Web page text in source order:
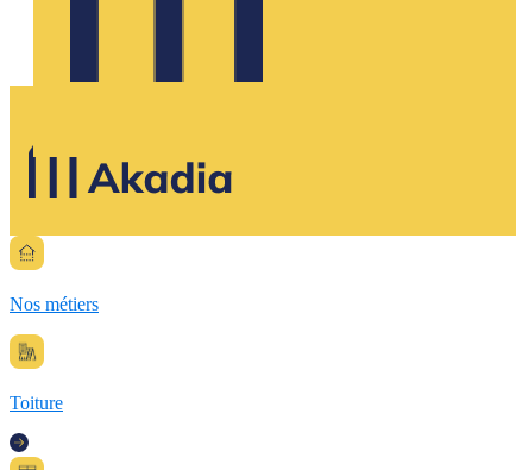
Nos métiers
Toiture